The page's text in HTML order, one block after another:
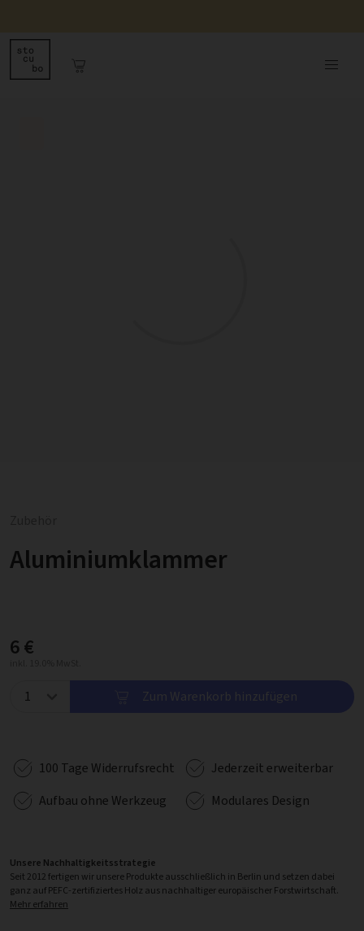
Aluminiumklammer
6 €
Zum Warenkorb hinzufügen
100 Tage Widerrufsrecht
Jederzeit erweiterbar
Aufbau ohne Werkzeug
Modulares Design
Unsere Nachhaltigkeitsstrategie
Seit 2012 fertigen wir unsere Produkte ausschließlich in Berlin und setzen dabei
ganz auf PEFC-zertifiziertes Holz aus nachhaltiger europäischer Forstwirtschaft.
Mehr erfahren